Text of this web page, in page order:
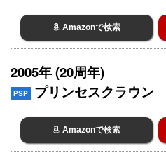
Amazonで検索
2005年 (20周年)
PSP プリンセスクラウン
Amazonで検索